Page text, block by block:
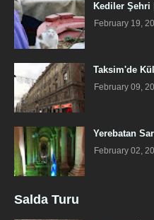
Kediler Şehri
February 19,
Taksim'de
February 09,
Yerebatan
February 02,
Salda Turu